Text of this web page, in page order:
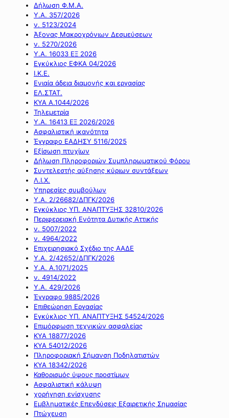
Δήλωση Φ.Μ.Α.
Υ.Α. 357/2026
ν. 5123/2024
Άξονας Μακροχρόνιων Δεσμεύσεων
ν. 5270/2026
Υ.Α. 16033 ΕΞ 2026
Εγκύκλιος ΕΦΚΑ 04/2026
Ι.Κ.Ε.
Ενιαία άδεια διαμονής και εργασίας
ΕΛ.ΣΤΑΤ.
ΚΥΑ Α.1044/2026
Τηλεμετρία
Υ.Α. 16413 ΕΞ 2026/2026
Ασφαλιστική ικανότητα
Έγγραφο ΕΑΔΗΣΥ 5116/2025
Εξίσωση πτυχίων
Δήλωση Πληροφοριών Συμπληρωματικού Φόρου
Συντελεστής αύξησης κύριων συντάξεων
Λ.Ι.Χ.
Υπηρεσίες συμβούλων
Υ.Α. 2/26682/ΔΠΓΚ/2026
Εγκύκλιος ΥΠ. ΑΝΑΠΤΥΞΗΣ 32810/2026
Περιφερειακή Ενότητα Δυτικής Αττικής
ν. 5007/2022
ν. 4964/2022
Επιχειρησιακό Σχέδιο της ΑΑΔΕ
Υ.Α. 2/42652/ΔΠΓΚ/2026
Υ.Α. Α.1071/2025
ν. 4914/2022
Υ.Α. 429/2026
Έγγραφο 9885/2026
Επιθεώρηση Εργασίας
Εγκύκλιος ΥΠ. ΑΝΑΠΤΥΞΗΣ 54524/2026
Επιμόρφωση τεχνικών ασφαλείας
ΚΥΑ 18877/2026
ΚΥΑ 54012/2026
Πληροφοριακή Σήμανση Ποδηλατιστών
ΚΥΑ 18342/2026
Καθορισμός ύψους προστίμων
Ασφαλιστική κάλυψη
χορήγηση ενίσχυσης
Εμβληματικές Επενδύσεις Εξαιρετικής Σημασίας
Πτώχευση